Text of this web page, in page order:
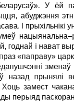
У ёй
абуджэння
І прыхільнікі
годнай і нават
«паправу»
назад прынялі
замест
перыяд